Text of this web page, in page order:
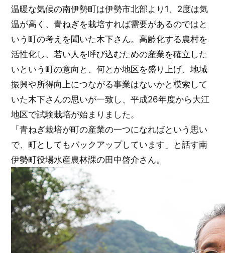
温暖な気候の南伊勢町は伊勢市北部より1、2度は気
温が高く、青ねぎを栽培すれば需要があるのではと
いう町の考えを聞いた木下さん。高齢化する農村を
活性化し、若い人を呼び込むための産業を確立した
いという町の意向と、何とか地区を盛り上げ、地域
振興や所得向上につながる事業はないかと模索して
いた木下さんの思いが一致し、平成26年度から大江
地区で試験栽培が始まりました。
「青ねぎ栽培が町の産業の一つになればという思い
で、町としてもバックアップしています」と話す南
伊勢町役場水産農林課の田中啓介さん。